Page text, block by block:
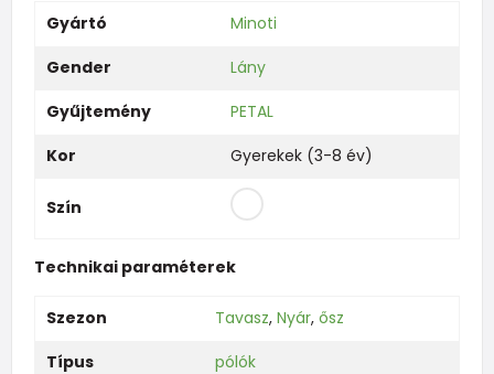
Gyártó
Minoti
Gender
Lány
Gyűjtemény
PETAL
Kor
Gyerekek (3-8 év)
Szín
Technikai paraméterek
Szezon Tavasz, Nyár, ősz
Típus
pólók